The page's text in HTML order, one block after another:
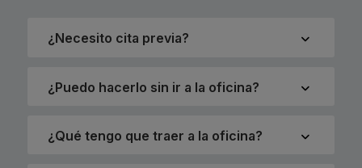
¿Necesito cita previa?
¿Puedo hacerlo sin ir a la oficina?
¿Qué tengo que traer a la oficina?